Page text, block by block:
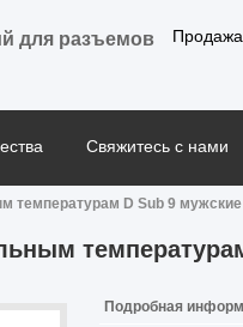
для разъемов
Свяжитесь с нами
температурам D Sub 9
Подробная